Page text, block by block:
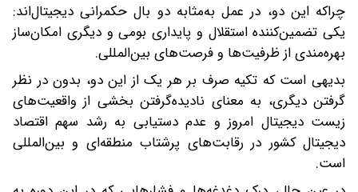
چراکه این دو، در عمل به‌مثابه دو بال حکمرانی دیجیتال‌اند:
یکی تضمین‌کننده استقلال و پایداری بومی و دیگری امکان‌ساز
بهره‌مندی از ظرفیت‌ها و فرصت‌های بین‌المللی.
بدیهی‌ است که تکیه صرف بر هر یک از این دو، بدون در نظر
گرفتن دیگری، به معنای نادیده‌گرفتن بخشی از واقعیت‌های
زیست دیجیتال امروز و عدم دستیابی به رشد سهم اقتصاد
دیجیتال کشور در رقابت‌های پرشتاب منطقه‌ای و بین‌المللی
است.